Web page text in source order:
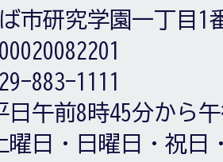
市研究学園一丁目1
883-1111
日午前8時45分から
曜日・日曜日・祝日